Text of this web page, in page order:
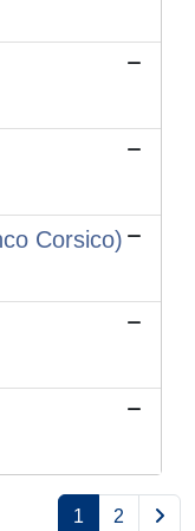
Corsico)
1 2